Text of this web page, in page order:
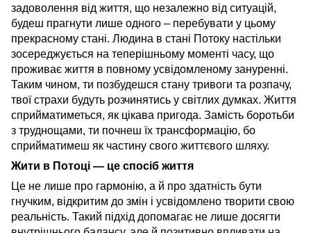
задоволення від життя, що незалежно від ситуацій,
будеш прагнути лише одного – перебувати у цьому
прекрасному стані. Людина в стані Потоку настільки
зосереджується на теперішньому моменті часу, що
проживає життя в повному усвідомленому зануренні.
Таким чином, ти позбудешся стану тривоги та розпачу,
твої страхи будуть розчинятись у світлих думках. Життя
сприйматиметься, як цікава пригода. Замість боротьби
з труднощами, ти почнеш їх трансформацію, бо
сприйматимеш як частину свого життєвого шляху.
Жити в Потоці — це спосіб життя
Це не лише про гармонію, а й про здатність бути
гнучким, відкритим до змін і усвідомлено творити свою
реальність. Такий підхід допомагає не лише досягти